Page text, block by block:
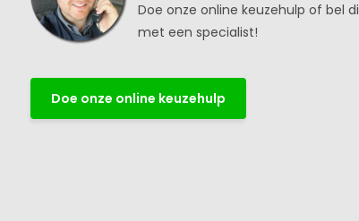
Doe onze online keuzehulp of bel
met een specialist!
Doe onze online keuzehulp